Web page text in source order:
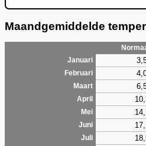
Maandgemiddelde
Januari
Februari
Maart
April
Mei
Juni
Juli